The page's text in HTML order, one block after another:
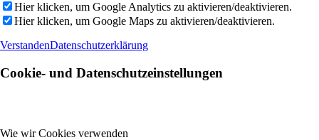
Hier klicken, um Google Analytics zu aktivieren/deaktivieren.
Hier klicken, um Google Maps zu aktivieren/deaktivieren.
VerstandenDatenschutzerklärung
Cookie- und Datenschutzeinstellungen
Wie wir Cookies verwenden